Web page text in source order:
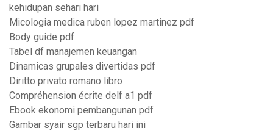
kehidupan sehari hari
Micologia medica ruben lopez martinez pdf
Body guide pdf
Tabel df manajemen keuangan
Dinamicas grupales divertidas pdf
Diritto privato romano libro
Compréhension écrite delf a1 pdf
Ebook ekonomi pembangunan pdf
Gambar syair sgp terbaru hari ini